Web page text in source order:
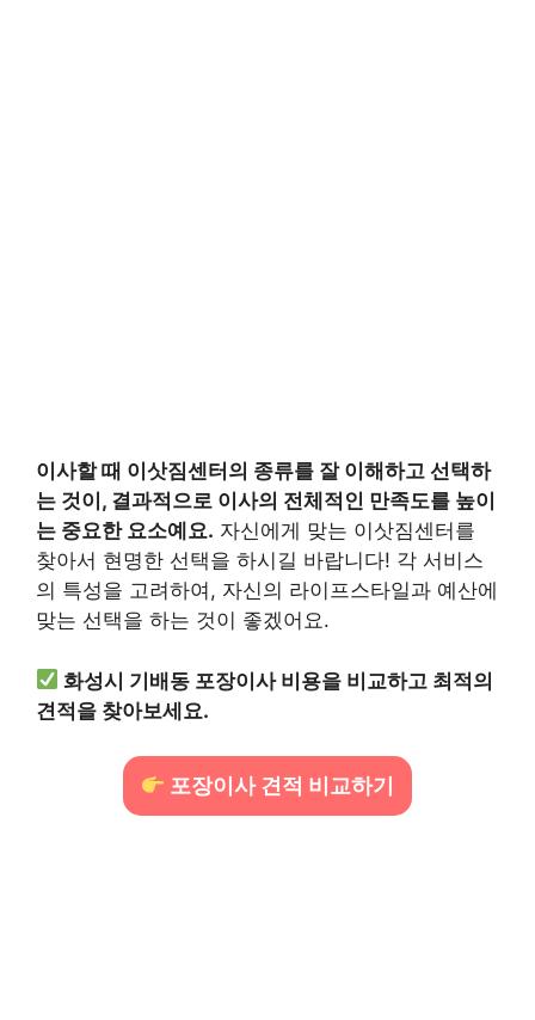
이사할 때 이삿짐센터의 종류를 잘 이해하고 선택하
는 것이, 결과적으로 이사의 전체적인 만족도를 높이
는 중요한 요소예요. 자신에게 맞는 이삿짐센터를
찾아서 현명한 선택을 하시길 바랍니다! 각 서비스
의 특성을 고려하여, 자신의 라이프스타일과 예산에
맞는 선택을 하는 것이 좋겠어요.
화성시 기배동 포장이사 비용을 비교하고 최적의
견적을 찾아보세요.
포장이사 견적 비교하기